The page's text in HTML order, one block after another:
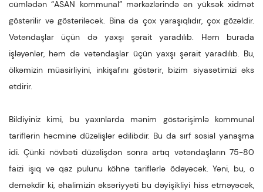
cümlədən “ASAN kommunal” mərkəzlərində ən yüksək xidmət
göstərilir və göstəriləcək. Bina da çox yaraşıqlıdır, çox gözəldir.
Vətəndaşlar üçün də yaxşı şərait yaradılıb. Həm burada
işləyənlər, həm də vətəndaşlar üçün yaxşı şərait yaradılıb. Bu,
ölkəmizin müasirliyini, inkişafını göstərir, bizim siyasətimizi əks
etdirir.
Bildiyiniz kimi, bu yaxınlarda mənim göstərişimlə kommunal
tariflərin həcminə düzəlişlər edilibdir. Bu da sırf sosial yanaşma
idi. Çünki növbəti düzəlişdən sonra artıq vətəndaşların 75-80
faizi işıq və qaz pulunu köhnə tariflərlə ödəyəcək. Yəni, bu, o
deməkdir ki, əhalimizin əksəriyyəti bu dəyişikliyi hiss etməyəcək,